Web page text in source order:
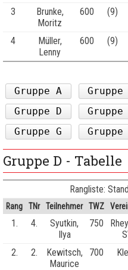
3
Brunke,
Moritz
600 (9)
4
Müller,
Lenny
600 (9)
Gruppe A Gruppe
Gruppe D
Gruppe
Gruppe G
Gruppe
Gruppe D - Tabelle
Rangliste:
Rang TNr Teilnehmer TWZ
1. 4.
Syutkin,
Ilya
750
2. 2.
Kewitsch,
Maurice
700